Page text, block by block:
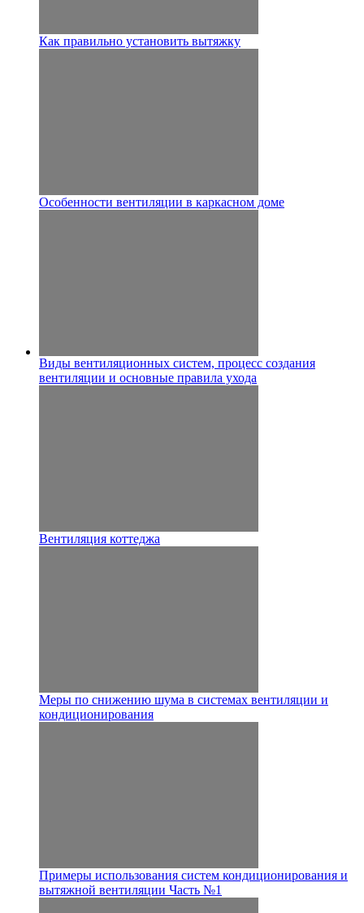
Как правильно установить вытяжку
Особенности вентиляции в каркасном доме
Виды вентиляционных систем, процесс создания
вентиляции и основные правила ухода
Вентиляция коттеджа
Меры по снижению шума в системах вентиляции и
кондиционирования
Примеры использования систем кондиционирования и
вытяжной вентиляции Часть №1